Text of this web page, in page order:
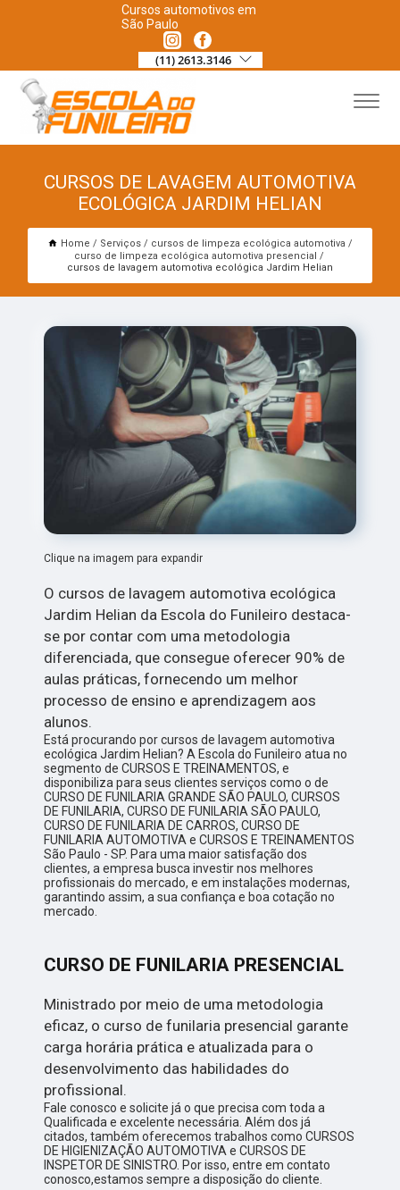
Cursos automotivos em
São Paulo
(11) 2613.3146
CURSOS DE LAVAGEM AUTOMOTIVA
ECOLÓGICA JARDIM HELIAN
Home Serviços
cursos de limpeza ecológica automotiva
curso de limpeza ecológica automotiva presencial
cursos de lavagem automotiva ecológica Jardim Helian
Clique na imagem para expandir
O cursos de lavagem automotiva ecológica
Jardim Helian da Escola do Funileiro destaca-
se por contar com uma metodologia
diferenciada, que consegue oferecer 90% de
aulas práticas, fornecendo um melhor
processo de ensino e aprendizagem aos
alunos.
Está procurando por cursos de lavagem automotiva
ecológica Jardim Helian? A Escola do Funileiro atua no
segmento de CURSOS E TREINAMENTOS, e
disponibiliza para seus clientes serviços como o de
CURSO DE FUNILARIA GRANDE SÃO PAULO, CURSOS
DE FUNILARIA, CURSO DE FUNILARIA SÃO PAULO,
CURSO DE FUNILARIA DE CARROS, CURSO DE
FUNILARIA AUTOMOTIVA e CURSOS E TREINAMENTOS
São Paulo - SP. Para uma maior satisfação dos
clientes, a empresa busca investir nos melhores
profissionais do mercado, e em instalações modernas,
garantindo assim, a sua confiança e boa cotação no
mercado.
CURSO DE FUNILARIA PRESENCIAL
Ministrado por meio de uma metodologia
eficaz, o curso de funilaria presencial garante
carga horária prática e atualizada para o
desenvolvimento das habilidades do
profissional.
Fale conosco e solicite já o que precisa com toda a
Qualificada e excelente necessária. Além dos já
citados, também oferecemos trabalhos como CURSOS
DE HIGIENIZAÇÃO AUTOMOTIVA e CURSOS DE
INSPETOR DE SINISTRO. Por isso, entre em contato
conosco,estamos sempre a disposição do cliente.